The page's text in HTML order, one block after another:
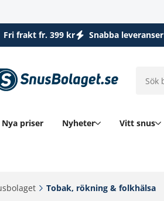
Fri frakt fr. 399 kr Snabba leveranser
Nya priser Nyheter Vitt snus
Tobak, rökning & folkhälsa‎